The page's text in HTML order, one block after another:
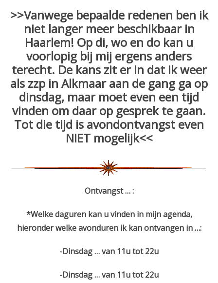
>>Vanwege bepaalde redenen ben ik
niet langer meer beschikbaar in
Haarlem! Op di, wo en do kan u
voorlopig bij mij ergens anders
terecht. De kans zit er in dat ik weer
als zzp in Alkmaar aan de gang ga op
dinsdag, maar moet even een tijd
vinden om daar op gesprek te gaan.
Tot die tijd is avondontvangst even
NIET mogelijk<<
Ontvangst … :
*Welke daguren kan u vinden in mijn agenda,
hieronder welke avonduren ik kan ontvangen in …:
-Dinsdag … van 11u tot 22u
-Dinsdag … van 11u tot 22u